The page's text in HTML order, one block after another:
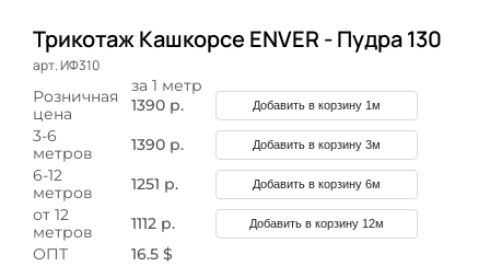
Трикотаж Кашкорсе ENVER - Пудра 130
арт. ИФ310
за 1 метр
Розничная
цена
1390 р. Добавить в корзину 1м
3-6
метров
1390 р. Добавить в корзину 3м
6-12
метров
1251 р. Добавить в корзину 6м
от 12
метров
1112 р. Добавить в корзину 12м
ОПТ 16.5 $